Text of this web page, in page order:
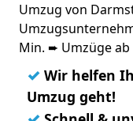
Umzug von
Min. ➨ Umzüge ab
✓ Wir helfen
Umzug geht!